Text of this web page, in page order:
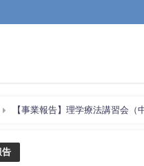
【事業報告】理学療法講習会（
告